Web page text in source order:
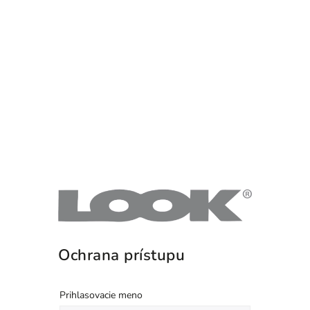
Ochrana prístupu
Prihlasovacie meno